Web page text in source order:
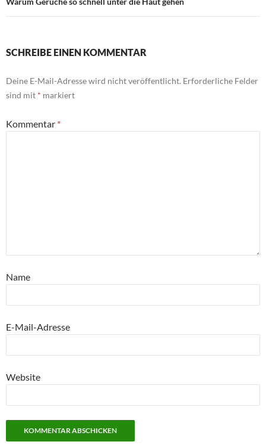
SCHREIBE EINEN KOMMENTAR
Deine E-Mail-Adresse wird nicht veröffentlicht. Erforderliche Felder
sind mit * markiert
Kommentar *
Name
E-Mail-Adresse
Website